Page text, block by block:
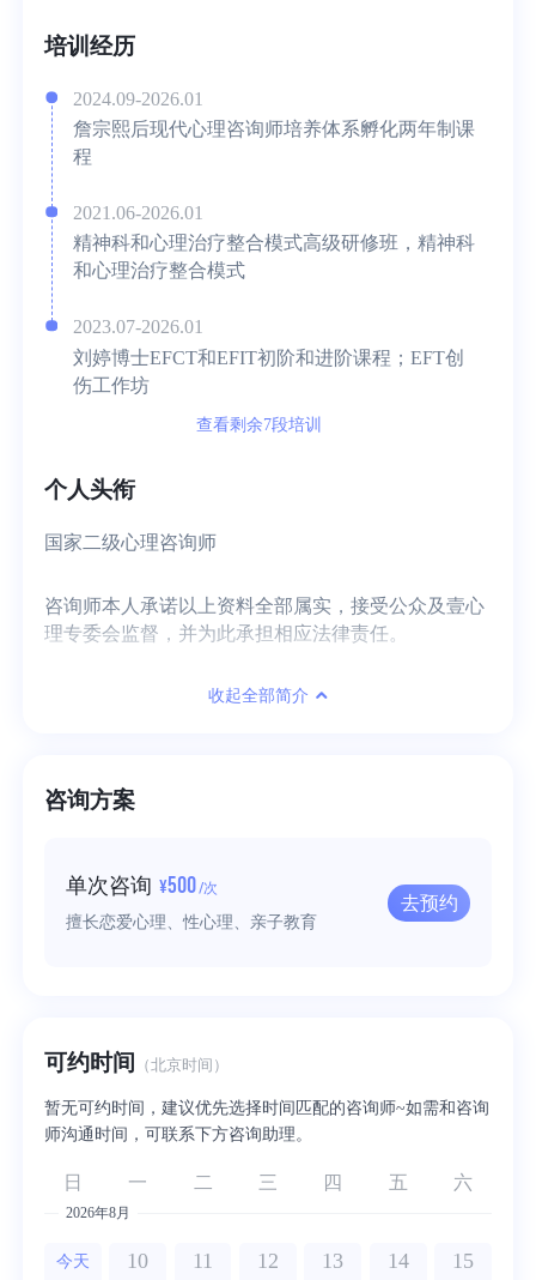
培训经历
2024.09-2026.01
詹宗熙后现代心理咨询师培养体系孵化两年制课
程
2021.06-2026.01
精神科和心理治疗整合模式高级研修班，精神科
和心理治疗整合模式
2023.07-2026.01
刘婷博士EFCT和EFIT初阶和进阶课程；EFT创
伤工作坊
查看剩余7段培训
个人头衔
国家二级心理咨询师
咨询师本人承诺以上资料全部属实，接受公众及壹心
理专委会监督，并为此承担相应法律责任。
收起全部简介
咨询方案
单次咨询 ¥500/次
擅长恋爱心理、性心理、亲子教育
去预约
可约时间 （北京时间）
暂无可约时间，建议优先选择时间匹配的咨询师~如需和咨询
师沟通时间，可联系下方咨询助理。
日 一 二 三 四 五 六
2026年8月
今天 10 11 12 13 14 15